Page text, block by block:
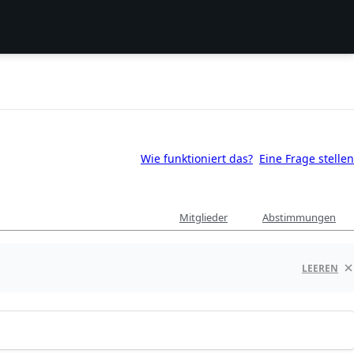
Wie funktioniert das? Eine Frage stellen
Mitglieder Abstimmungen
LEEREN